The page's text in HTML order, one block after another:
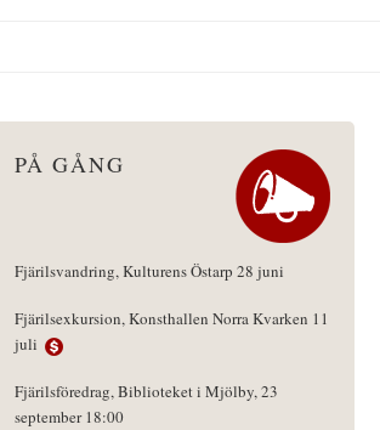
PÅ GÅNG
Fjärilsvandring, Kulturens Östarp 28 juni
Fjärilsexkursion, Konsthallen Norra Kvarken 11
juli
Fjärilsföredrag, Biblioteket i Mjölby, 23
september 18:00